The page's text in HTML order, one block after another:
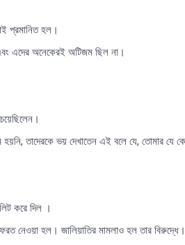
প্রমানিত হল।
এদের অনেকেরই অটিজম ছিল না।
তাদেরকে ভয় দেখাতেন এই বলে যে, তোমার যে
করে দিল ।
নেওয়া হল। জালিয়াতির মামলাও হল তার বিরুদ্ধে।